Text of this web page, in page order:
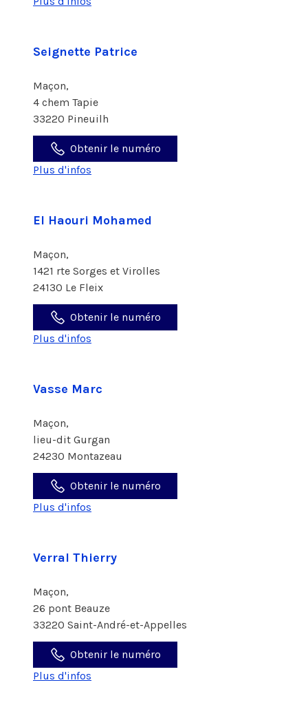
Seignette Patrice
Maçon,
4 chem Tapie
33220 Pineuilh
Obtenir le numéro
Plus d'infos
El Haouri Mohamed
Maçon,
1421 rte Sorges et Virolles
24130 Le Fleix
Obtenir le numéro
Plus d'infos
Vasse Marc
Maçon,
lieu-dit Gurgan
24230 Montazeau
Obtenir le numéro
Plus d'infos
Verral Thierry
Maçon,
26 pont Beauze
33220 Saint-André-et-Appelles
Obtenir le numéro
Plus d'infos